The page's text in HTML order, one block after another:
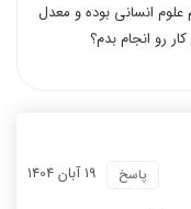
علوم انسانی بوده و معدل
19 آبان 1404 پاسخ